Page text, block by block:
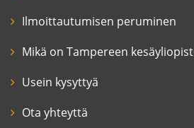
Ilmoittautumisen peruminen
Mikä on Tampereen
Usein kysyttyä
Ota yhteyttä